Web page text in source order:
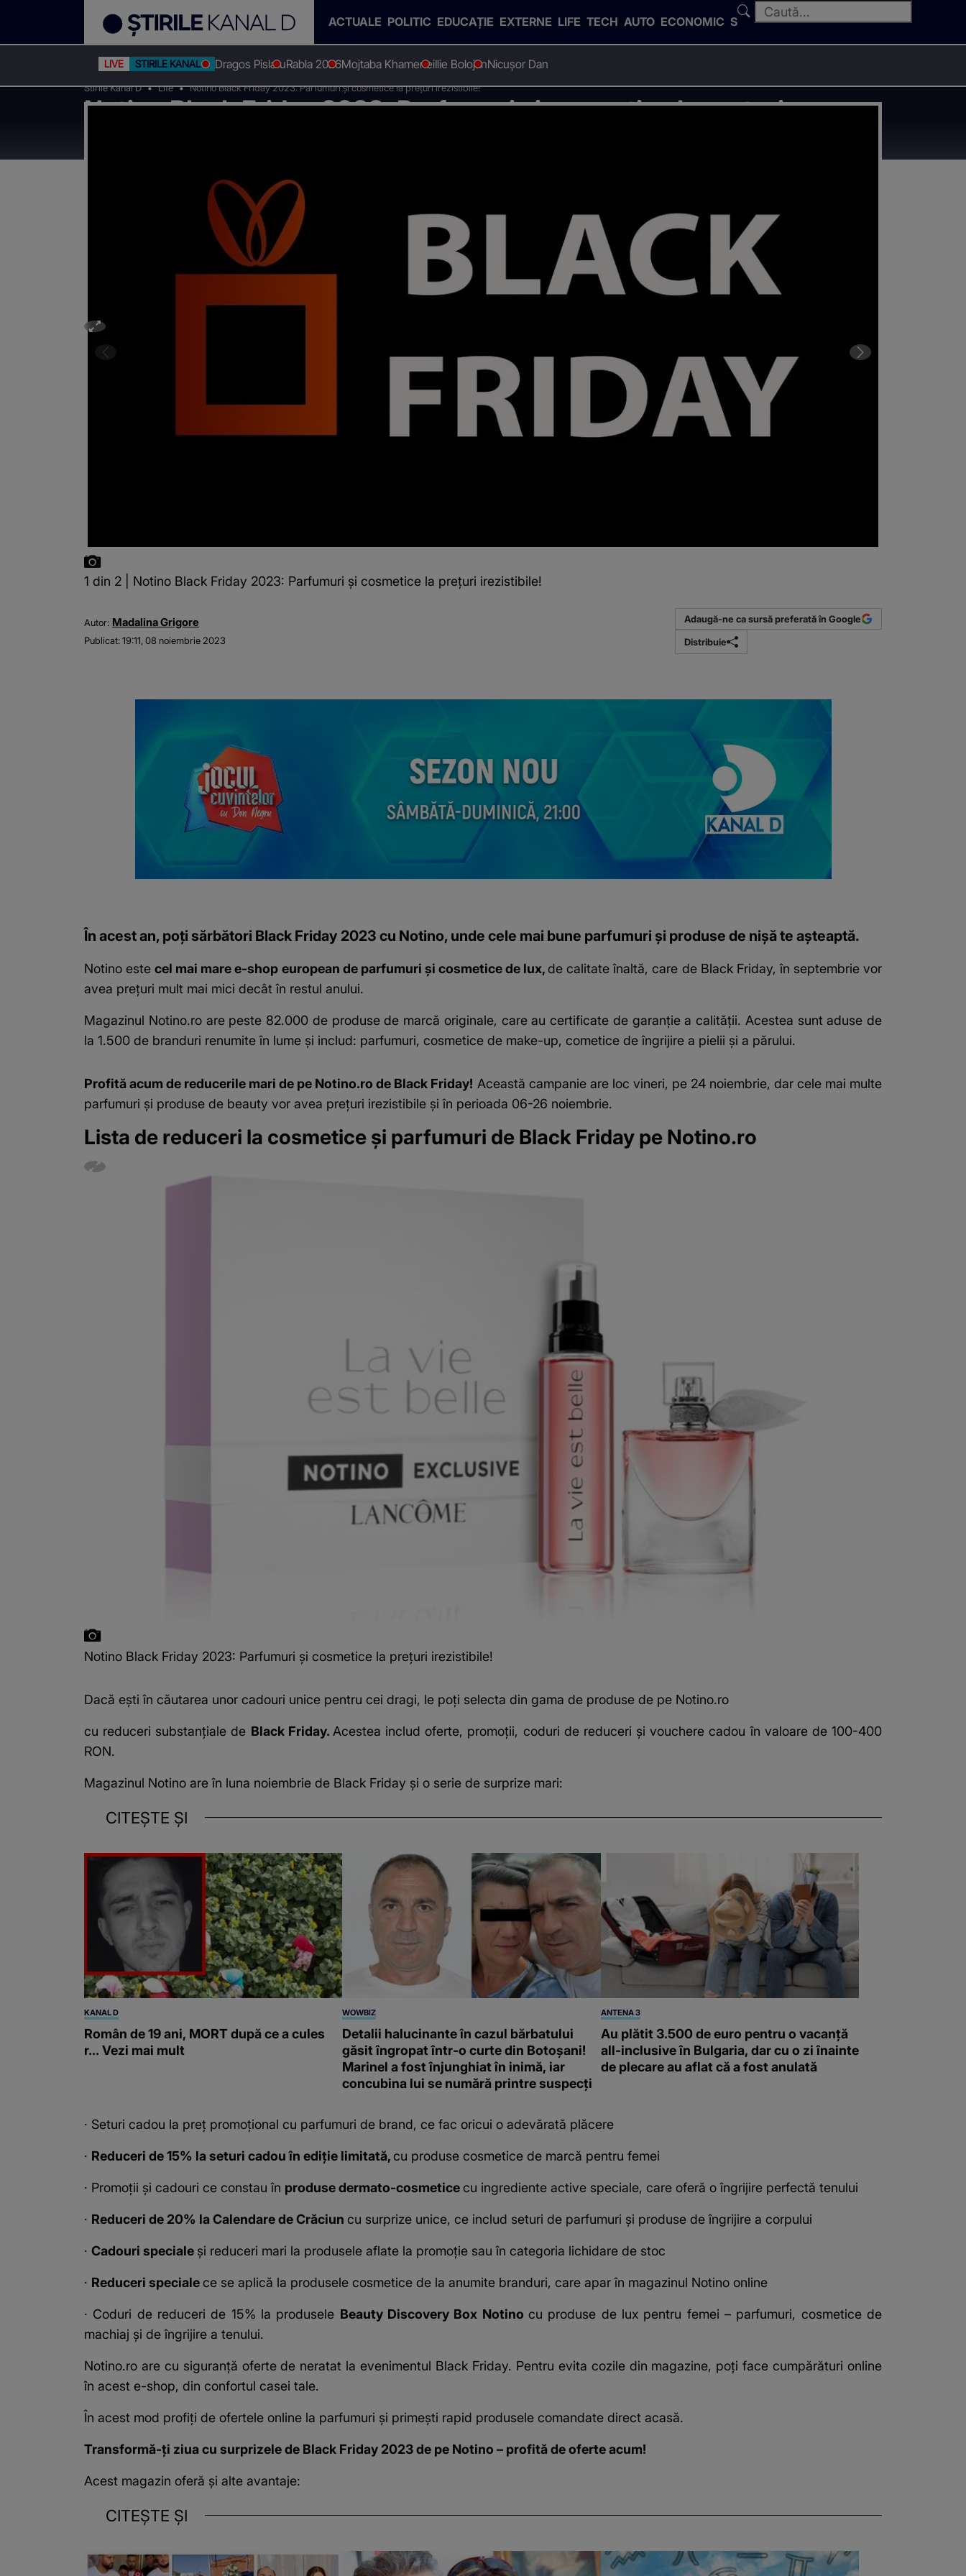
ACTUALE POLITIC EDUCAȚIE EXTERNE LIFE TECH AUTO ECONOMIC SPORT
LIVE STIRILE KANAL D Dragos PislaruRabla 2026Mojtaba KhameneiIlie BolojanNicușor Dan
Stirile Kanal D Life Notino Black Friday 2023: Parfumuri și cosmetice la prețuri irezistibile!
Notino Black Friday 2023: Parfumuri și cosmetice la prețuri
1 din 2 | Notino Black Friday 2023: Parfumuri și cosmetice la prețuri irezistibile!
Autor: Madalina Grigore
Publicat:19:11, 08 noiembrie 2023
Adaugă-ne ca sursă preferată în Google
Distribuie
În acest an, poți sărbători Black Friday 2023 cu Notino, unde cele mai bune parfumuri și produse de nișă te așteaptă.
Notino estecel mai mare e-shop european de parfumuri și cosmetice de lux,de calitate înaltă, care de Black Friday, în septembrie vor
avea prețuri mult mai mici decât în restul anului.
Magazinul Notino.ro are peste 82.000 de produse de marcă originale, care au certificate de garanție a calității. Acestea sunt aduse de
la 1.500 de branduri renumite în lume și includ: parfumuri, cosmetice de make-up, cometice de îngrijire a pielii și a părului.
Profită acum de reducerile mari de pe Notino.ro de Black Friday! Această campanie are loc vineri, pe 24 noiembrie, dar cele mai multe
parfumuri și produse de beauty vor avea prețuri irezistibile și în perioada 06-26 noiembrie.
Lista de reduceri la cosmetice și parfumuri de Black Friday pe Notino.ro
Notino Black Friday 2023: Parfumuri și cosmetice la prețuri irezistibile!
Dacă ești în căutarea unor cadouri unice pentru cei dragi, le poți selecta din gama de produse de pe Notino.ro
cu reduceri substanțiale de Black Friday. Acestea includ oferte, promoții, coduri de reduceri și vouchere cadou în valoare de 100-400
RON.
Magazinul Notino are în luna noiembrie de Black Friday și o serie de surprize mari:
CITEȘTE ȘI
KANAL D
Român de 19 ani, MORT după ce a cules
r... Vezi mai mult
WOWBIZ
Detalii halucinante în cazul bărbatului
găsit îngropat într-o curte din Botoșani!
Marinel a fost înjunghiat în inimă, iar
concubina lui se numără printre suspecți
ANTENA 3
Au plătit 3.500 de euro pentru o vacanță
all-inclusive în Bulgaria, dar cu o zi înainte
de plecare au aflat că a fost anulată
· Seturi cadou la preț promoțional cu parfumuri de brand, ce fac oricui o adevărată plăcere
· Reduceri de 15% la seturi cadou în ediție limitată,cu produse cosmetice de marcă pentru femei
· Promoții și cadouri ce constau în produse dermato-cosmeticecu ingrediente active speciale, care oferă o îngrijire perfectă tenului
· Reduceri de 20% la Calendare de Crăciun cu surprize unice, ce includ seturi de parfumuri și produse de îngrijire a corpului
· Cadouri speciale și reduceri mari la produsele aflate la promoție sau în categoria lichidare de stoc
· Reduceri specialece se aplică la produsele cosmetice de la anumite branduri, care apar în magazinul Notino online
· Coduri de reduceri de 15% la produsele Beauty Discovery Box Notinocu produse de lux pentru femei – parfumuri, cosmetice de
machiaj și de îngrijire a tenului.
Notino.ro are cu siguranță oferte de neratat la evenimentul Black Friday. Pentru evita cozile din magazine, poți face cumpărături online
în acest e-shop, din confortul casei tale.
În acest mod profiți de ofertele online la parfumuri și primești rapid produsele comandate direct acasă.
Transformă-ți ziua cu surprizele de Black Friday 2023 de pe Notino – profită de oferte acum!
Acest magazin oferă și alte avantaje:
CITEȘTE ȘI